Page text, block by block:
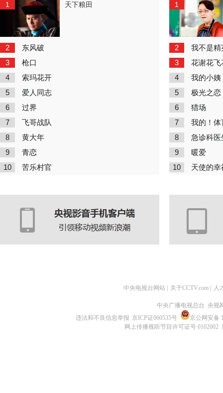
1 天下粮田
2 东风破
3 枪口
4 索玛花开
5 爱人同志
6 过界
7 飞哥战队
8 黄大年
9 青恋
10 苦乐村官
1
2 我不是精
3 花谢花飞
4 我的小姨
5 极光之恋
6 猎场
7 我的！体
8 急诊科医
9 暖爱
10 天使的幸
中央电视台网站 关于CCTV.com 人
中央广播电视总台 央视
违法和不良信息举报 京ICP证060535号
京公网安备
网上传播视听节目许可证号 0102002